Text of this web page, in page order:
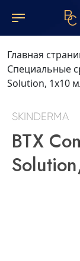
Главная
Специальные
Solution, 1х10
SKINDERMA
BTX